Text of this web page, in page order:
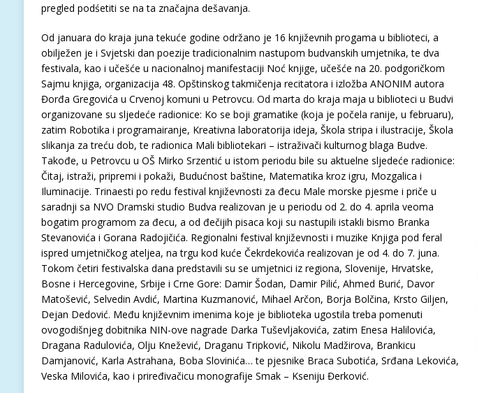
pregled podśetiti se na ta značajna dešavanja.
Od januara do kraja juna tekuće godine održano je 16 književnih progama u biblioteci, a
obilježen je i Svjetski dan poezije tradicionalnim nastupom budvanskih umjetnika, te dva
festivala, kao i učešće u nacionalnoj manifestaciji Noć knjige, učešće na 20. podgoričkom
Sajmu knjiga, organizacija 48. Opštinskog takmičenja recitatora i izložba ANONIM autora
Đorđa Gregovića u Crvenoj komuni u Petrovcu. Od marta do kraja maja u biblioteci u Budvi
organizovane su sljedeće radionice: Ko se boji gramatike (koja je počela ranije, u februaru),
zatim Robotika i programairanje, Kreativna laboratorija ideja, Škola stripa i ilustracije, Škola
slikanja za treću dob, te radionica Mali bibliotekari – istraživači kulturnog blaga Budve.
Takođe, u Petrovcu u OŠ Mirko Srzentić u istom periodu bile su aktuelne sljedeće radionice:
Čitaj, istraži, pripremi i pokaži, Budućnost baštine, Matematika kroz igru, Mozgalica i
Iluminacije. Trinaesti po redu festival književnosti za đecu Male morske pjesme i priče u
saradnji sa NVO Dramski studio Budva realizovan je u periodu od 2. do 4. aprila veoma
bogatim programom za đecu, a od đečijih pisaca koji su nastupili istakli bismo Branka
Stevanovića i Gorana Radojičića. Regionalni festival književnosti i muzike Knjiga pod feral
ispred umjetničkog ateljea, na trgu kod kuće Čekrdekovića realizovan je od 4. do 7. juna.
Tokom četiri festivalska dana predstavili su se umjetnici iz regiona, Slovenije, Hrvatske,
Bosne i Hercegovine, Srbije i Crne Gore: Damir Šodan, Damir Pilić, Ahmed Burić, Davor
Matošević, Selvedin Avdić, Martina Kuzmanović, Mihael Arčon, Borja Bolčina, Krsto Giljen,
Dejan Dedović. Među književnim imenima koje je biblioteka ugostila treba pomenuti
ovogodišnjeg dobitnika NIN-ove nagrade Darka Tuševljakovića, zatim Enesa Halilovića,
Dragana Radulovića, Olju Knežević, Draganu Tripković, Nikolu Madžirova, Brankicu
Damjanović, Karla Astrahana, Boba Slovinića… te pjesnike Braca Subotića, Srđana Lekovića,
Veska Milovića, kao i priređivačicu monografije Smak – Kseniju Đerković.